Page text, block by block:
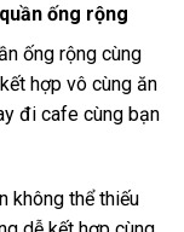
ống rộng
ống rộng cùng
hợp vô cùng ăn
đi cafe cùng bạn
không thể thiếu